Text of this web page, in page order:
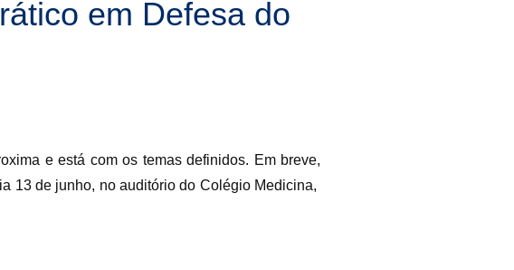
em Defesa do
e está com os temas definidos. Em breve,
13 de junho, no auditório do Colégio Medicina,